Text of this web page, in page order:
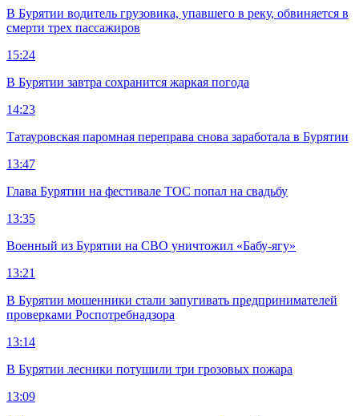
В Бурятии водитель грузовика, упавшего в реку, обвиняется в
смерти трех пассажиров
15:24
В Бурятии завтра сохранится жаркая погода
14:23
Татауровская паромная переправа снова заработала в Бурятии
13:47
Глава Бурятии на фестивале ТОС попал на свадьбу
13:35
Военный из Бурятии на СВО уничтожил «Бабу-ягу»
13:21
В Бурятии мошенники стали запугивать предпринимателей
проверками Роспотребнадзора
13:14
В Бурятии лесники потушили три грозовых пожара
13:09